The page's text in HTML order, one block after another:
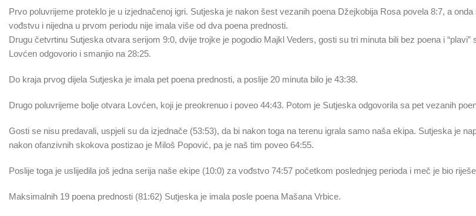
Prvo poluvrijeme proteklo je u izjednačenoj igri. Sutjeska je nakon šest vezanih poena Džejkobija Rosa povela 8:7, a
vođstvu i nijedna u prvom periodu nije imala više od dva poena prednosti.
Drugu četvrtinu Sutjeska otvara serijom 9:0, dvije trojke je pogodio Majkl Veders, gosti su tri minuta bili bez poena i “plavi”
Lovćen odgovorio i smanjio na 28:25.
Do kraja prvog dijela Sutjeska je imala pet poena prednosti, a poslije 20 minuta bilo je 43:38.
Drugo poluvrijeme bolje otvara Lovćen, koji je preokrenuo i poveo 44:43. Potom je Sutjeska odgovorila sa pet vezanih
Gosti se nisu predavali, uspjeli su da izjednače (53:53), da bi nakon toga na terenu igrala samo naša ekipa. Sutjeska je
nakon ofanzivnih skokova postizao je Miloš Popović, pa je naš tim poveo 64:55.
Poslije toga je uslijedila još jedna serija naše ekipe (10:0) za vođstvo 74:57 početkom poslednjeg perioda i meč je bio
Maksimalnih 19 poena prednosti (81:62) Sutjeska je imala posle poena Mašana Vrbice.